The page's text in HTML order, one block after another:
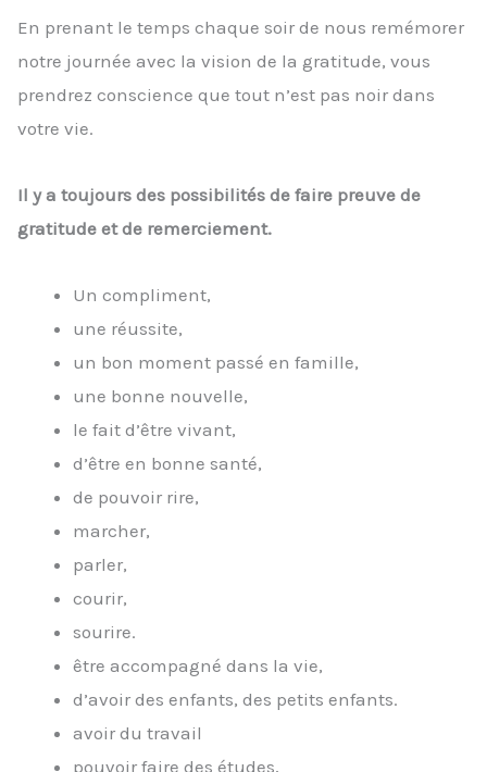
En prenant le temps chaque soir de nous remémorer
notre journée avec la vision de la gratitude, vous
prendrez conscience que tout n’est pas noir dans
votre vie.
Il y a toujours des possibilités de faire preuve de
gratitude et de remerciement.
Un compliment,
une réussite,
un bon moment passé en famille,
une bonne nouvelle,
le fait d’être vivant,
d’être en bonne santé,
de pouvoir rire,
marcher,
parler,
courir,
sourire.
être accompagné dans la vie,
d’avoir des enfants, des petits enfants.
avoir du travail
pouvoir faire des études,